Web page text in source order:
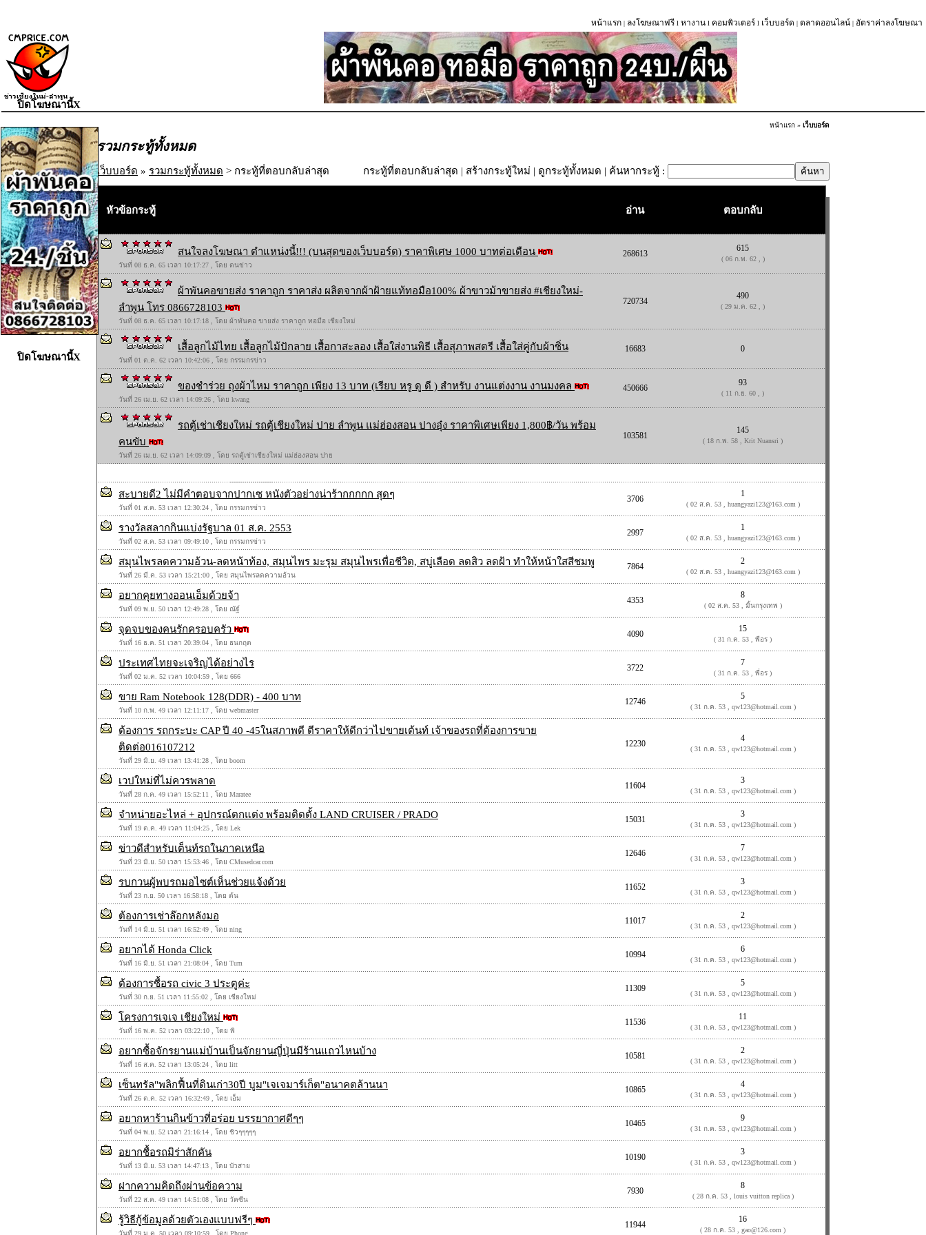
หน้าแรก | ลงโฆษณาฟรี l หางาน l คอมพิวเตอร์ l เว็บบอร์ด | ตลาดออนไลน์ | อัตราค่าลงโฆษณา
หน้าแรก » เว็บบอร์ด
รวมกระทู้ทั้งหมด
เว็บบอร์ด » รวมกระทู้ทั้งหมด > กระทู้ที่ตอบกลับล่าสุด กระทู้ที่ตอบกลับล่าสุด | สร้างกระทู้ใหม่ | ดูกระทู้ทั้งหมด | ค้นหากระทู้ :
หัวข้อกระทู้ อ่าน ตอบกลับ
สนใจลงโฆษณา ตำแหน่งนี้!!! (บนสุดของเว็บบอร์ด) ราคาพิเศษ 1000 บาทต่อเดือน
วันที่ 08 ธ.ค. 65 เวลา 10:17:27 , โดย ตนข่าว
268613
615
( 06 ก.พ. 62 , )
ผ้าพันคอขายส่ง ราคาถูก ราคาส่ง ผลิตจากผ้าฝ้ายแท้ทอมือ100% ผ้าขาวม้าขายส่ง #เชียงใหม่-
ลำพูน โทร 0866728103
วันที่ 08 ธ.ค. 65 เวลา 10:17:18 , โดย ผ้าพันคอ ขายส่ง ราคาถูก ทอมือ เชียงใหม่
720734
490
( 29 ม.ค. 62 , )
เสื้อลูกไม้ไทย เสื้อลูกไม้ปักลาย เสื้อกาสะลอง เสื้อใส่งานพิธี เสื้อสุภาพสตรี เสื้อใส่คู่กับผ้าซิ่น
วันที่ 01 ต.ค. 62 เวลา 10:42:06 , โดย กรรมกรข่าว
16683 0
ของชำร่วย ถุงผ้าไหม ราคาถูก เพียง 13 บาท (เรียบ หรู ดู ดี ) สำหรับ งานแต่งงาน งานมงคล
วันที่ 26 เม.ย. 62 เวลา 14:09:26 , โดย kwang
450666
93
( 11 ก.ย. 60 , )
รถตู้เช่าเชียงใหม่ รถตู้เชียงใหม่ ปาย ลำพูน แม่ฮ่องสอน ปางอุ๋ง ราคาพิเศษเพียง 1,800฿/วัน พร้อม
คนขับ
วันที่ 26 เม.ย. 62 เวลา 14:09:09 , โดย รถตู้เช่าเชียงใหม่ แม่ฮ่องสอน ปาย
103581
145
( 18 ก.พ. 58 , Krit Nuansri )
สะบายดี2 ไม่มีคำตอบจากปากเซ หนังตัวอย่างน่าร้ากกกกก สุดๆ
วันที่ 01 ส.ค. 53 เวลา 12:30:24 , โดย กรรมกรข่าว
3706
1
( 02 ส.ค. 53 , huangyazi123@163.com )
รางวัลสลากกินแบ่งรัฐบาล 01 ส.ค. 2553
วันที่ 02 ส.ค. 53 เวลา 09:49:10 , โดย กรรมกรข่าว
2997
1
( 02 ส.ค. 53 , huangyazi123@163.com )
สมุนไพรลดความอ้วน-ลดหน้าท้อง, สมุนไพร มะรุม สมุนไพรเพื่อชีวิต, สบู่เลือด ลดสิว ลดฝ้า ทำให้หน้าใสสีชมพู
วันที่ 26 มี.ค. 53 เวลา 15:21:00 , โดย สมุนไพรลดความอ้วน
7864
2
( 02 ส.ค. 53 , huangyazi123@163.com )
อยากคุยทางออนเอ็มด้วยจ้า
วันที่ 09 พ.ย. 50 เวลา 12:49:28 , โดย ณัฐ์
4353
8
( 02 ส.ค. 53 , มิ้นกรุงเทพ )
จุดจบของคนรักครอบครัว
วันที่ 16 ธ.ค. 51 เวลา 20:39:04 , โดย ธนกฤต
4090
15
( 31 ก.ค. 53 , พีอร )
ประเทศไทยจะเจริญได้อย่างไร
วันที่ 02 ม.ค. 52 เวลา 10:04:59 , โดย 666
3722
7
( 31 ก.ค. 53 , พี่อร )
ขาย Ram Notebook 128(DDR) - 400 บาท
วันที่ 10 ก.พ. 49 เวลา 12:11:17 , โดย webmaster
12746
5
( 31 ก.ค. 53 , qw123@hotmail.com )
ต้องการ รถกระบะ CAP ปี 40 -45ในสภาพดี ตีราคาให้ดีกว่าไปขายเต้นท์ เจ้าของรถที่ต้องการขาย
ติดต่อ016107212
วันที่ 29 มิ.ย. 49 เวลา 13:41:28 , โดย boom
12230
4
( 31 ก.ค. 53 , qw123@hotmail.com )
เวปใหม่ที่ไม่ควรพลาด
วันที่ 28 ก.ค. 49 เวลา 15:52:11 , โดย Maratee
11604
3
( 31 ก.ค. 53 , qw123@hotmail.com )
จำหน่ายอะไหล่ + อุปกรณ์ตกแต่ง พร้อมติดตั้ง LAND CRUISER / PRADO
วันที่ 19 ต.ค. 49 เวลา 11:04:25 , โดย Lek
15031
3
( 31 ก.ค. 53 , qw123@hotmail.com )
ข่าวดีสำหรับเต็นท์รถในภาคเหนือ
วันที่ 23 มิ.ย. 50 เวลา 15:53:46 , โดย CMusedcar.com
12646
7
( 31 ก.ค. 53 , qw123@hotmail.com )
รบกวนผู้พบรถมอไซต์เห็นช่วยแจ้งด้วย
วันที่ 23 ก.ย. 50 เวลา 16:58:18 , โดย ต้น
11652
3
( 31 ก.ค. 53 , qw123@hotmail.com )
ต้องการเช่าล๊อกหลังมอ
วันที่ 14 มิ.ย. 51 เวลา 16:52:49 , โดย ning
11017
2
( 31 ก.ค. 53 , qw123@hotmail.com )
อยากได้ Honda Click
วันที่ 16 มิ.ย. 51 เวลา 21:08:04 , โดย Tum
10994
6
( 31 ก.ค. 53 , qw123@hotmail.com )
ต้องการซื้อรถ civic 3 ประตูค่ะ
วันที่ 30 ก.ย. 51 เวลา 11:55:02 , โดย เชียงใหม่
11309
5
( 31 ก.ค. 53 , qw123@hotmail.com )
โครงการเจเจ เชียงใหม่
วันที่ 16 พ.ค. 52 เวลา 03:22:10 , โดย พิ
11536
11
( 31 ก.ค. 53 , qw123@hotmail.com )
อยากซื้อจักรยานแม่บ้านเป็นจักยานญี่ปุ่นมีร้านแถวไหนบ้าง
วันที่ 16 ส.ค. 52 เวลา 13:05:24 , โดย litt
10581
2
( 31 ก.ค. 53 , qw123@hotmail.com )
เซ็นทรัล"พลิกฟื้นที่ดินเก่า30ปี บูม"เจเจมาร์เก็ต"อนาคตล้านนา
วันที่ 26 ต.ค. 52 เวลา 16:32:49 , โดย เอ็ม
10865
4
( 31 ก.ค. 53 , qw123@hotmail.com )
อยากหาร้านกินข้าวที่อร่อย บรรยากาศดีๆๆ
วันที่ 04 พ.ย. 52 เวลา 21:16:14 , โดย ชิวๆๆๆๆๆ
10465
9
( 31 ก.ค. 53 , qw123@hotmail.com )
อยากชื้อรถมิร่าสักคัน
วันที่ 13 มิ.ย. 53 เวลา 14:47:13 , โดย บัวสาย
10190
3
( 31 ก.ค. 53 , qw123@hotmail.com )
ฝากความคิดถึงผ่านข้อความ
วันที่ 22 ส.ค. 49 เวลา 14:51:08 , โดย วัคซีน
7930
8
( 28 ก.ค. 53 , louis vuitton replica )
รู้วิธีกู้ข้อมูลด้วยตัวเองแบบฟรีๆ
วันที่ 29 ม.ค. 50 เวลา 09:10:59 , โดย Phong
11944
16
( 28 ก.ค. 53 , gao@126.com )
ปิดโฆษณานี้X
ปิดโฆษณานี้X